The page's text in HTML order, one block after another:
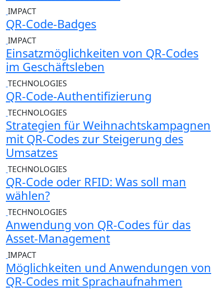
IMPACT
QR-Code-Badges
IMPACT
Einsatzmöglichkeiten von QR-Codes
im Geschäftsleben
TECHNOLOGIES
QR-Code-Authentifizierung
TECHNOLOGIES
Strategien für Weihnachtskampagnen
mit QR-Codes zur Steigerung des
Umsatzes
TECHNOLOGIES
QR-Code oder RFID: Was soll man
wählen?
TECHNOLOGIES
Anwendung von QR-Codes für das
Asset-Management
IMPACT
Möglichkeiten und Anwendungen von
QR-Codes mit Sprachaufnahmen